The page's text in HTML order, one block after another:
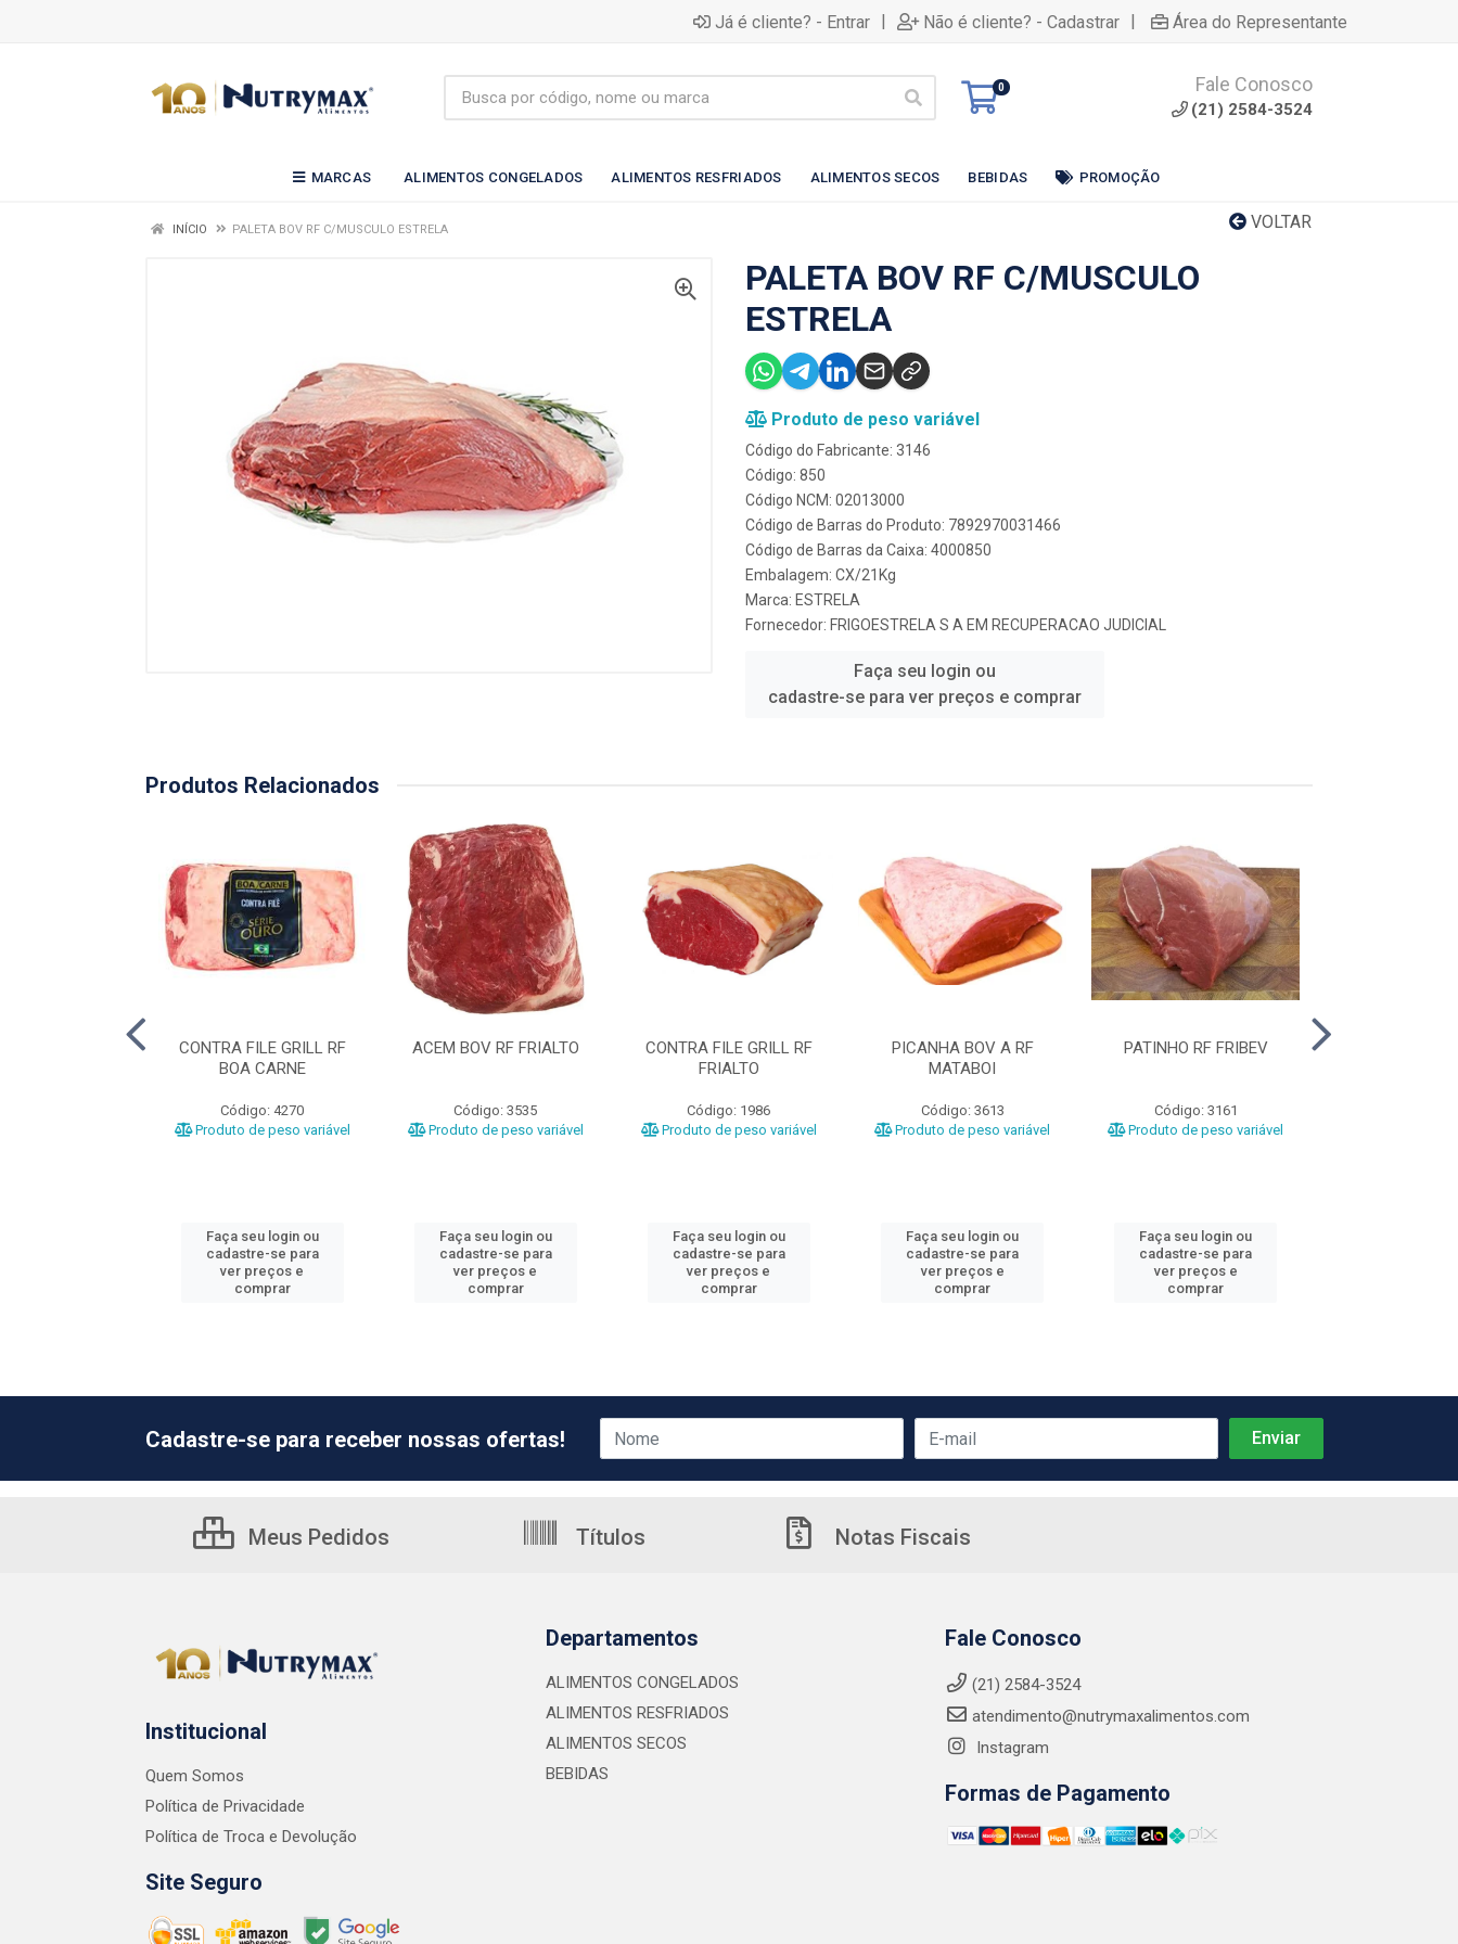
Já é cliente? - Entrar | Não é cliente? - Cadastrar | Área do Representante
0 Fale Conosco
(21) 2584-3524
MARCAS ALIMENTOS CONGELADOS ALIMENTOS RESFRIADOS ALIMENTOS SECOS BEBIDAS PROMOÇÃO
VOLTAR
INÍCIO PALETA BOV RF C/MUSCULO ESTRELA
PALETA BOV RF C/MUSCULO
ESTRELA
Produto de peso variável
Código do Fabricante: 3146
Código: 850
Código NCM: 02013000
Código de Barras do Produto: 7892970031466
Código de Barras da Caixa: 4000850
Embalagem: CX/21Kg
Marca: ESTRELA
Fornecedor: FRIGOESTRELA S A EM RECUPERACAO JUDICIAL
Faça seu login ou
cadastre-se para ver preços e comprar
Produtos Relacionados
CONTRA FILE GRILL RF
BOA CARNE
Código: 4270
Produto de peso variável
Faça seu login ou
cadastre-se para
ver preços e
comprar
ACEM BOV RF FRIALTO
Código: 3535
Produto de peso variável
Faça seu login ou
cadastre-se para
ver preços e
comprar
CONTRA FILE GRILL RF
FRIALTO
Código: 1986
Produto de peso variável
Faça seu login ou
cadastre-se para
ver preços e
comprar
PICANHA BOV A RF
MATABOI
Código: 3613
Produto de peso variável
Faça seu login ou
cadastre-se para
ver preços e
comprar
PATINHO RF FRIBEV
Código: 3161
Produto de peso variável
Faça seu login ou
cadastre-se para
ver preços e
comprar
Cadastre-se para receber nossas ofertas!
Meus Pedidos Títulos Notas Fiscais
Institucional
Quem Somos
Política de Privacidade
Política de Troca e Devolução
Site Seguro
Departamentos
ALIMENTOS CONGELADOS
ALIMENTOS RESFRIADOS
ALIMENTOS SECOS
BEBIDAS
Fale Conosco
(21) 2584-3524
atendimento@nutrymaxalimentos.com
Instagram
Formas de Pagamento